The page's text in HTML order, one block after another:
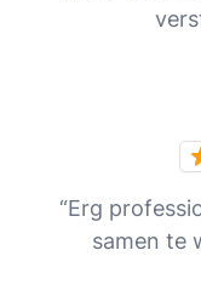
“Erg
samen te